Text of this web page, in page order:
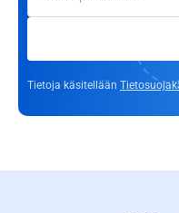
Tietoja käsitellään